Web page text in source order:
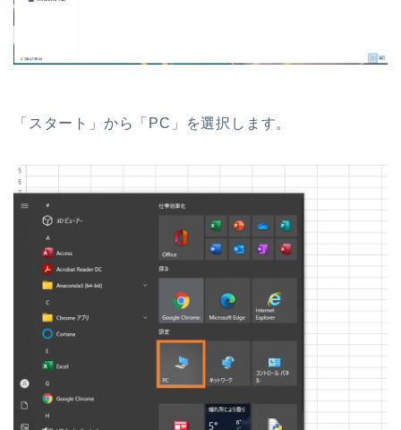
「スタート」から「PC」を選択します。